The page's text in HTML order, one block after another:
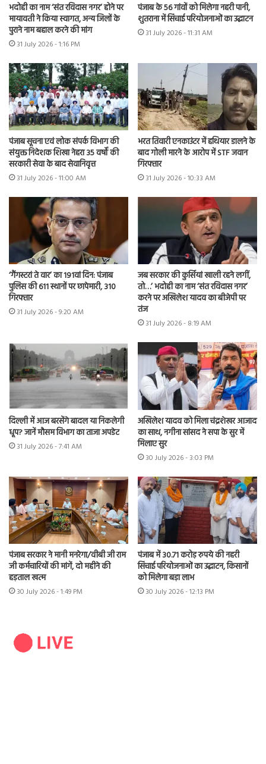
भदोही का नाम ‘संत रविदास नगर’ होने पर
मायावती ने किया स्वागत, अन्य जिलों के
पुराने नाम बहाल करने की मांग
31 July 2026 - 1:16 PM
पंजाब के 56 गांवों को मिलेगा नहरी पानी,
शुतराना में सिंचाई परियोजनाओं का उद्घाटन
31 July 2026 - 11:31 AM
पंजाब सूचना एवं लोक संपर्क विभाग की
संयुक्त निदेशक शिखा नेहरा 35 वर्षों की
सरकारी सेवा के बाद सेवानिवृत्त
31 July 2026 - 11:00 AM
भरत तिवारी एनकाउंटर में हथियार डालने के
बाद गोली मारने के आरोप में STF जवान
गिरफ्तार
31 July 2026 - 10:33 AM
‘गैंगस्टरां ते वार’ का 191वां दिन: पंजाब
पुलिस की 611 स्थानों पर छापेमारी, 310
गिरफ्तार
31 July 2026 - 9:20 AM
जब सरकार की कुर्सियां खाली रहने लगीं,
तो…’ भदोही का नाम ‘संत रविदास नगर’
करने पर अखिलेश यादव का बीजेपी पर
तंज
31 July 2026 - 8:19 AM
दिल्ली में आज बरसेंगे बादल या निकलेगी
धूप? जानें मौसम विभाग का ताजा अपडेट
31 July 2026 - 7:41 AM
अखिलेश यादव को मिला चंद्रशेखर आजाद
का साथ, नगीना सांसद ने सपा के सुर में
मिलाए सुर
30 July 2026 - 3:03 PM
पंजाब सरकार ने मानी मनरेगा/वीबी जी राम
जी कर्मचारियों की मांगें, दो महीने की
हड़ताल खत्म
30 July 2026 - 1:49 PM
पंजाब में 30.71 करोड़ रुपये की नहरी
सिंचाई परियोजनाओं का उद्घाटन, किसानों
को मिलेगा बड़ा लाभ
30 July 2026 - 12:13 PM